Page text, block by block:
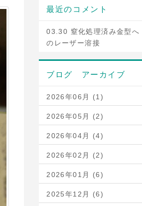
最近のコメント
03.30 窒化処理済み金型へ
のレーザー溶接
ブログ アーカイブ
2026年06月 (1)
2026年05月 (2)
2026年04月 (4)
2026年02月 (2)
2026年01月 (6)
2025年12月 (6)